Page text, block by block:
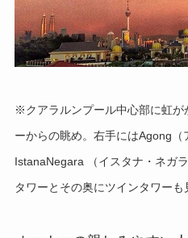
※クアラルンプール中心部に虹が
ーからの眺め。右手にはAgong（
IstanaNegara （イスタナ・ネガ
タワーとその奥にツインタワーも